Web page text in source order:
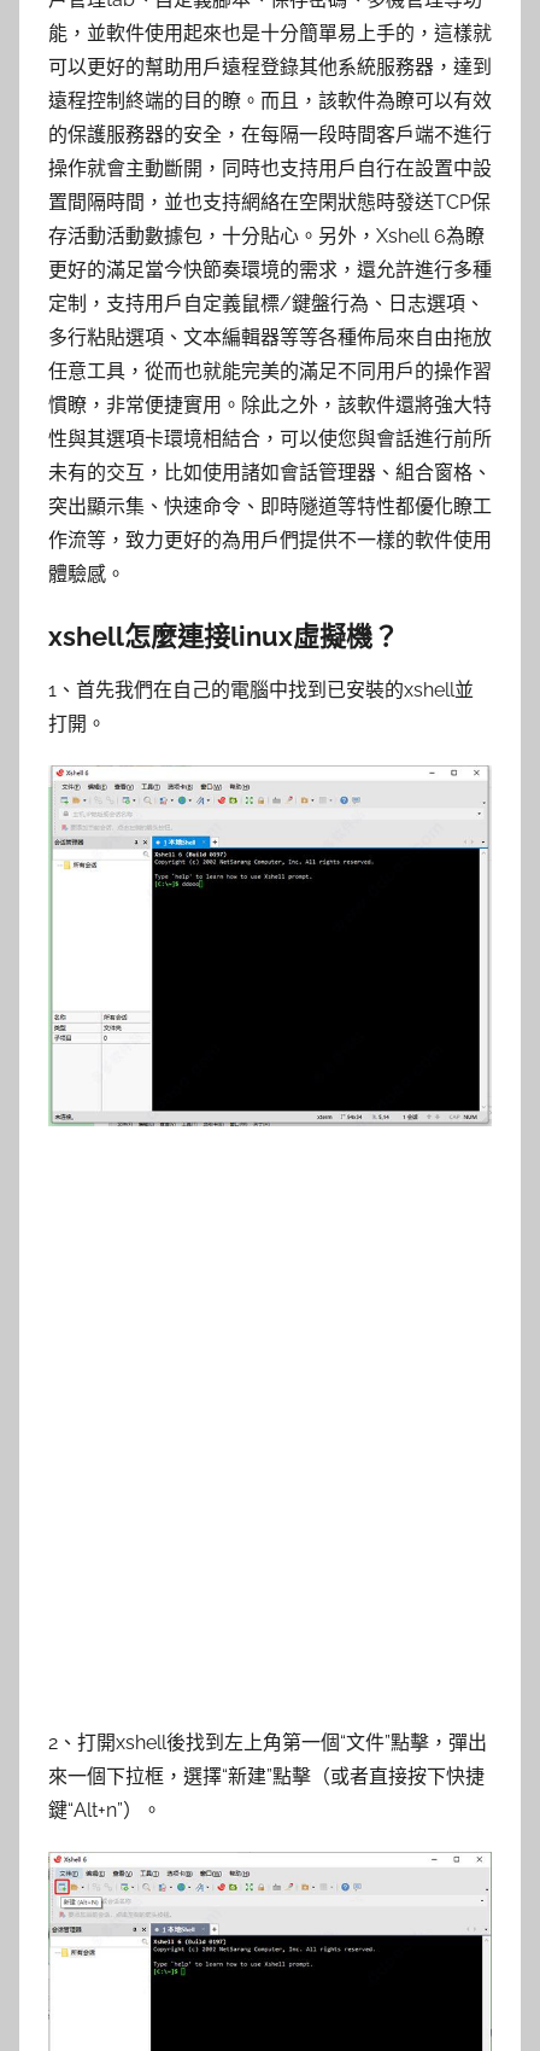
能，並軟件使用起來也是十分簡單易上手的，這樣就
可以更好的幫助用戶遠程登錄其他系統服務器，達到
遠程控制終端的目的瞭。而且，該軟件為瞭可以有效
的保護服務器的安全，在每隔一段時間客戶端不進行
操作就會主動斷開，同時也支持用戶自行在設置中設
置間隔時間，並也支持網絡在空閑狀態時發送TCP保
存活動活動數據包，十分貼心。另外，Xshell 6為瞭
更好的滿足當今快節奏環境的需求，還允許進行多種
定制，支持用戶自定義鼠標/鍵盤行為、日志選項、
多行粘貼選項、文本編輯器等等各種佈局來自由拖放
任意工具，從而也就能完美的滿足不同用戶的操作習
慣瞭，非常便捷實用。除此之外，該軟件還將強大特
性與其選項卡環境相結合，可以使您與會話進行前所
未有的交互，比如使用諸如會話管理器、組合窗格、
突出顯示集、快速命令、即時隧道等特性都優化瞭工
作流等，致力更好的為用戶們提供不一樣的軟件使用
體驗感。
xshell怎麼連接linux虛擬機？
1、首先我們在自己的電腦中找到已安裝的xshell並
打開。
2、打開xshell後找到左上角第一個“文件”點擊，彈出
來一個下拉框，選擇“新建”點擊（或者直接按下快捷
鍵“Alt+n”）。